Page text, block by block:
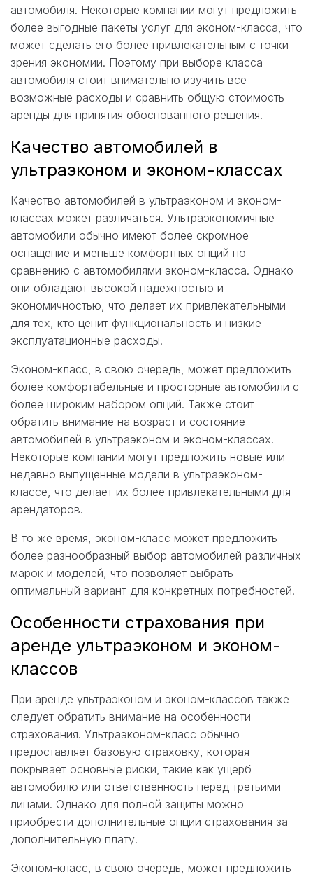
автомобиля. Некоторые компании могут предложить
более выгодные пакеты услуг для эконом-класса, что
может сделать его более привлекательным с точки
зрения экономии. Поэтому при выборе класса
автомобиля стоит внимательно изучить все
возможные расходы и сравнить общую стоимость
аренды для принятия обоснованного решения.
Качество автомобилей в
ультраэконом и эконом-классах
Качество автомобилей в ультраэконом и эконом-
классах может различаться. Ультраэкономичные
автомобили обычно имеют более скромное
оснащение и меньше комфортных опций по
сравнению с автомобилями эконом-класса. Однако
они обладают высокой надежностью и
экономичностью, что делает их привлекательными
для тех, кто ценит функциональность и низкие
эксплуатационные расходы.
Эконом-класс, в свою очередь, может предложить
более комфортабельные и просторные автомобили с
более широким набором опций. Также стоит
обратить внимание на возраст и состояние
автомобилей в ультраэконом и эконом-классах.
Некоторые компании могут предложить новые или
недавно выпущенные модели в ультраэконом-
классе, что делает их более привлекательными для
арендаторов.
В то же время, эконом-класс может предложить
более разнообразный выбор автомобилей различных
марок и моделей, что позволяет выбрать
оптимальный вариант для конкретных потребностей.
Особенности страхования при
аренде ультраэконом и эконом-
классов
При аренде ультраэконом и эконом-классов также
следует обратить внимание на особенности
страхования. Ультраэконом-класс обычно
предоставляет базовую страховку, которая
покрывает основные риски, такие как ущерб
автомобилю или ответственность перед третьими
лицами. Однако для полной защиты можно
приобрести дополнительные опции страхования за
дополнительную плату.
Эконом-класс, в свою очередь, может предложить